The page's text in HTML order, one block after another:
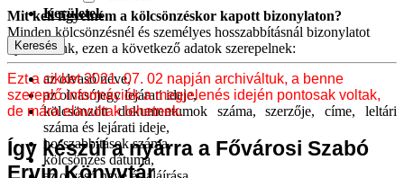
Mit kell figyelnem a kölcsönzéskor kapott bizonylaton?
Minden kölcsönzésnél és személyes hosszabbításnál bizonylatot
nyomtatunk, ezen a következő adatok szerepelnek:
az olvasó neve,
az olvasójegy lejárati ideje,
kölcsönzött dokumentumok száma, szerzője, címe, leltári
száma és lejárati ideje,
hosszabbítások száma,
kölcsönzés dátuma,
Kerületek
Ezt a cikket 2021. 07. 02 napján archiváltuk, a benne
szereplő információk a megjelenés idején pontosak voltak,
de mára elavultak lehetnek.
Így készül a nyárra a Fővárosi Szabó
Ervin Könyvtár